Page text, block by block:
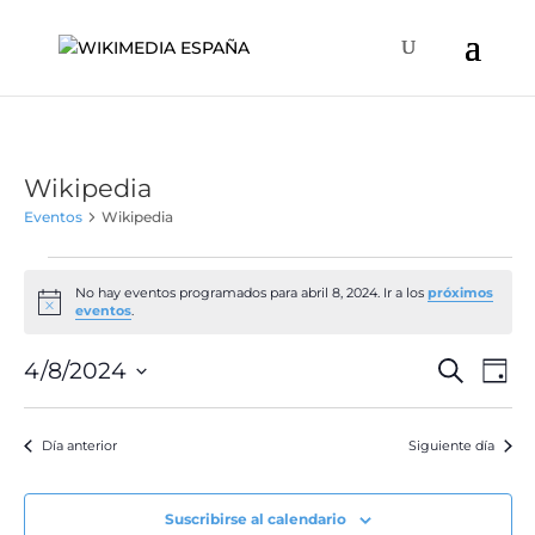
Wikipedia
Eventos Wikipedia
en
8,
Aviso
No hay eventos programados para abril 8, 2024. Ir a los próximos
eventos.
de
y
vistas
Buscar
de
de
Día
4/8/2024
fecha.
Día anterior Siguiente día
Suscribirse al calendario